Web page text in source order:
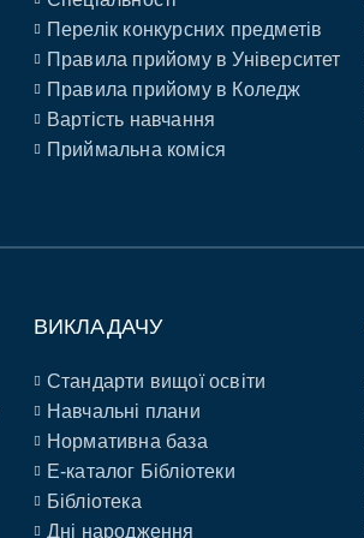
Перелік конкурсних предметів
Правила прийому в Університет
Правила прийому в Коледж
Вартість навчання
Приймальна коміся
ВИКЛАДАЧУ
Стандарти вищої освіти
Навчальні плани
Нормативна база
E-каталог Бібліотеки
Бібліотека
Дні народження